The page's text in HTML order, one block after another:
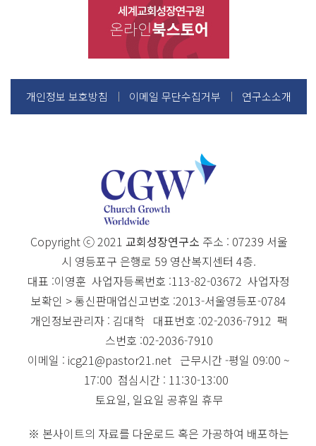
개인정보 보호방침 이메일 무단수집거부 연구소소개
Copyright ⓒ 2021 교회성장연구소 주소 : 07239 서울
시 영등포구 은행로 59 영산복지센터 4층.
대표 :이영훈 사업자등록번호 :113-82-03672 사업자정
보확인 > 통신판매업신고번호 :2013-서울영등포-0784
개인정보관리자 : 김대학 대표번호 :02-2036-7912 팩
스번호 :02-2036-7910
이메일 : icg21@pastor21.net 근무시간 -평일 09:00 ~
17:00 점심시간 : 11:30-13:00
토요일, 일요일 공휴일 휴무
※ 본사이트의 자료를 다운로드 혹은 가공하여 배포하는